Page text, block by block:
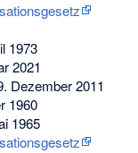
1973
2021
Dezember 2011
1960
1965